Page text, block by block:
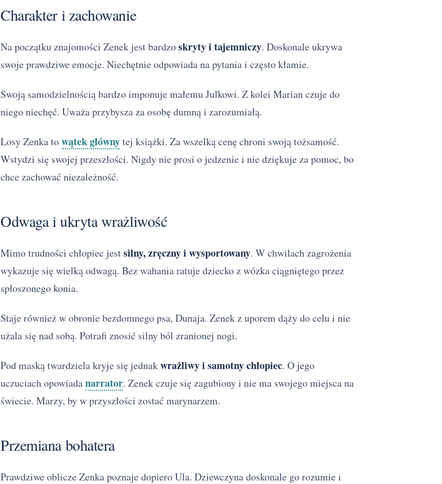
Charakter i zachowanie
Na początku znajomości Zenek jest bardzoskryty i tajemniczy. Doskonale ukrywa
swoje prawdziwe emocje. Niechętnie odpowiada na pytania i często kłamie.
Swoją samodzielnością bardzo imponuje małemu Julkowi. Z kolei Marian czuje do
niego niechęć. Uważa przybysza za osobę dumną i zarozumiałą.
Losy Zenka towątek głównytej książki. Za wszelką cenę chroni swoją tożsamość.
Wstydzi się swojej przeszłości. Nigdy nie prosi o jedzenie i nie dziękuje za pomoc, bo
chce zachować niezależność.
Odwaga i ukryta wrażliwość
Mimo trudności chłopiec jestsilny, zręczny i wysportowany. W chwilach zagrożenia
wykazuje się wielką odwagą. Bez wahania ratuje dziecko z wózka ciągniętego przez
spłoszonego konia.
Staje również w obronie bezdomnego psa, Dunaja. Zenek z uporem dąży do celu i nie
użala się nad sobą. Potrafi znosić silny ból zranionej nogi.
Pod maską twardziela kryje się jednakwrażliwy i samotny chłopiec. O jego
uczuciach opowiadanarrator. Zenek czuje się zagubiony i nie ma swojego miejsca na
świecie. Marzy, by w przyszłości zostać marynarzem.
Przemiana bohatera
Prawdziwe oblicze Zenka poznaje dopiero Ula. Dziewczyna doskonale go rozumie i